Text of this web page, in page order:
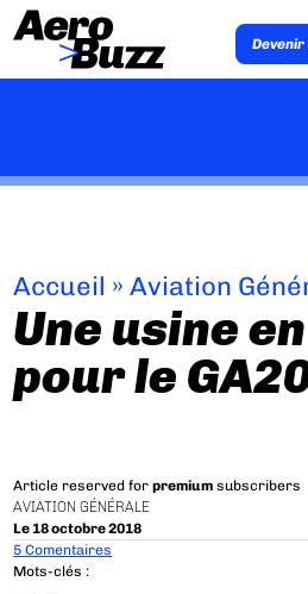
Devenir
Accueil »Aviation
Une usine
pour le
Article reserved forpremium subscribers
AVIATION GÉNÉRALE
Le 18 octobre 2018
5 Comentaires
Mots-clés :